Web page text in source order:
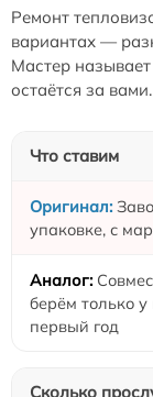
Ремонт
вариантах —
Мастер
остаётся за вами.
Что ставим
упаковке, с
берём только
первый год
Сколько